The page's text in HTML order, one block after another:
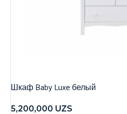
Шкаф Baby Luxe белый
5,200,000 UZS